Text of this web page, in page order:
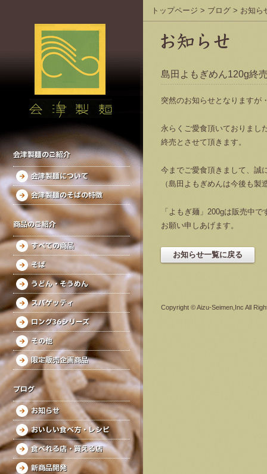
会津製麺のご紹介
会津製麺について
会津製麺のそばの特徴
商品のご紹介
すべての商品
そば
うどん・そうめん
スパゲッティ
ロング36シリーズ
その他
限定販売企画商品
ブログ
お知らせ
おいしい食べ方・レシピ
食べれる店・買える店
新商品開発
トップページ > ブログ > お知ら
島田よもぎめん120g終
突然のお知らせとなりますが
永らくご愛食頂いておりまし
終売とさせて頂きます。
今までご愛食頂きまして、誠
（島田よもぎめんは今後も
「よもぎ麺」200gは販売中
お願い申しあげます。
Copyright © Aizu-Seimen,Inc All